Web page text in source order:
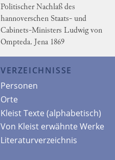
Politischer Nachlaß des
hannoverschen Staats- und
Cabinets-Ministers Ludwig von
Ompteda. Jena 1869
VERZEICHNISSE
Personen
Orte
Kleist Texte (alphabetisch)
Von Kleist erwähnte Werke
Literaturverzeichnis